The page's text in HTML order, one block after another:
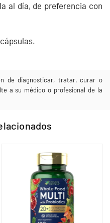
al día, de preferencia con
de diagnosticar, tratar, curar o
a su médico o profesional de la